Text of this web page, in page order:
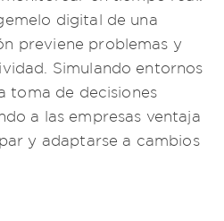
digital de una
previene problemas y
Simulando entornos
toma de decisiones
a las empresas ventaja
y adaptarse a cambios